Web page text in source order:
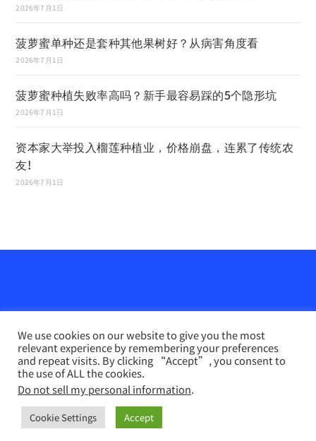
2026年7月1日
菠萝蜜单种还是套种其他果树好？从病害角度看
2026年7月1日
菠萝蜜种植失败率高吗？新手最容易踩的5个隐形坑
2026年7月1日
资本家大举投入榴莲种植业，价格崩盘，连累了传统农
友!
2026年7月1日
农业天地网 INFO PERTANIAN online （马来文）
Disclaimer
Privacy Policy
We use cookies on our website to give you the most
relevant experience by remembering your preferences
and repeat visits. By clicking “Accept”, you consent to
the use of ALL the cookies.
Do not sell my personal information.
Cookie Settings Accept